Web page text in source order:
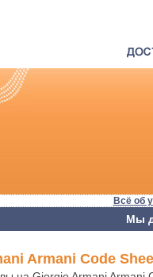
Всё об
Мы
Armani Code